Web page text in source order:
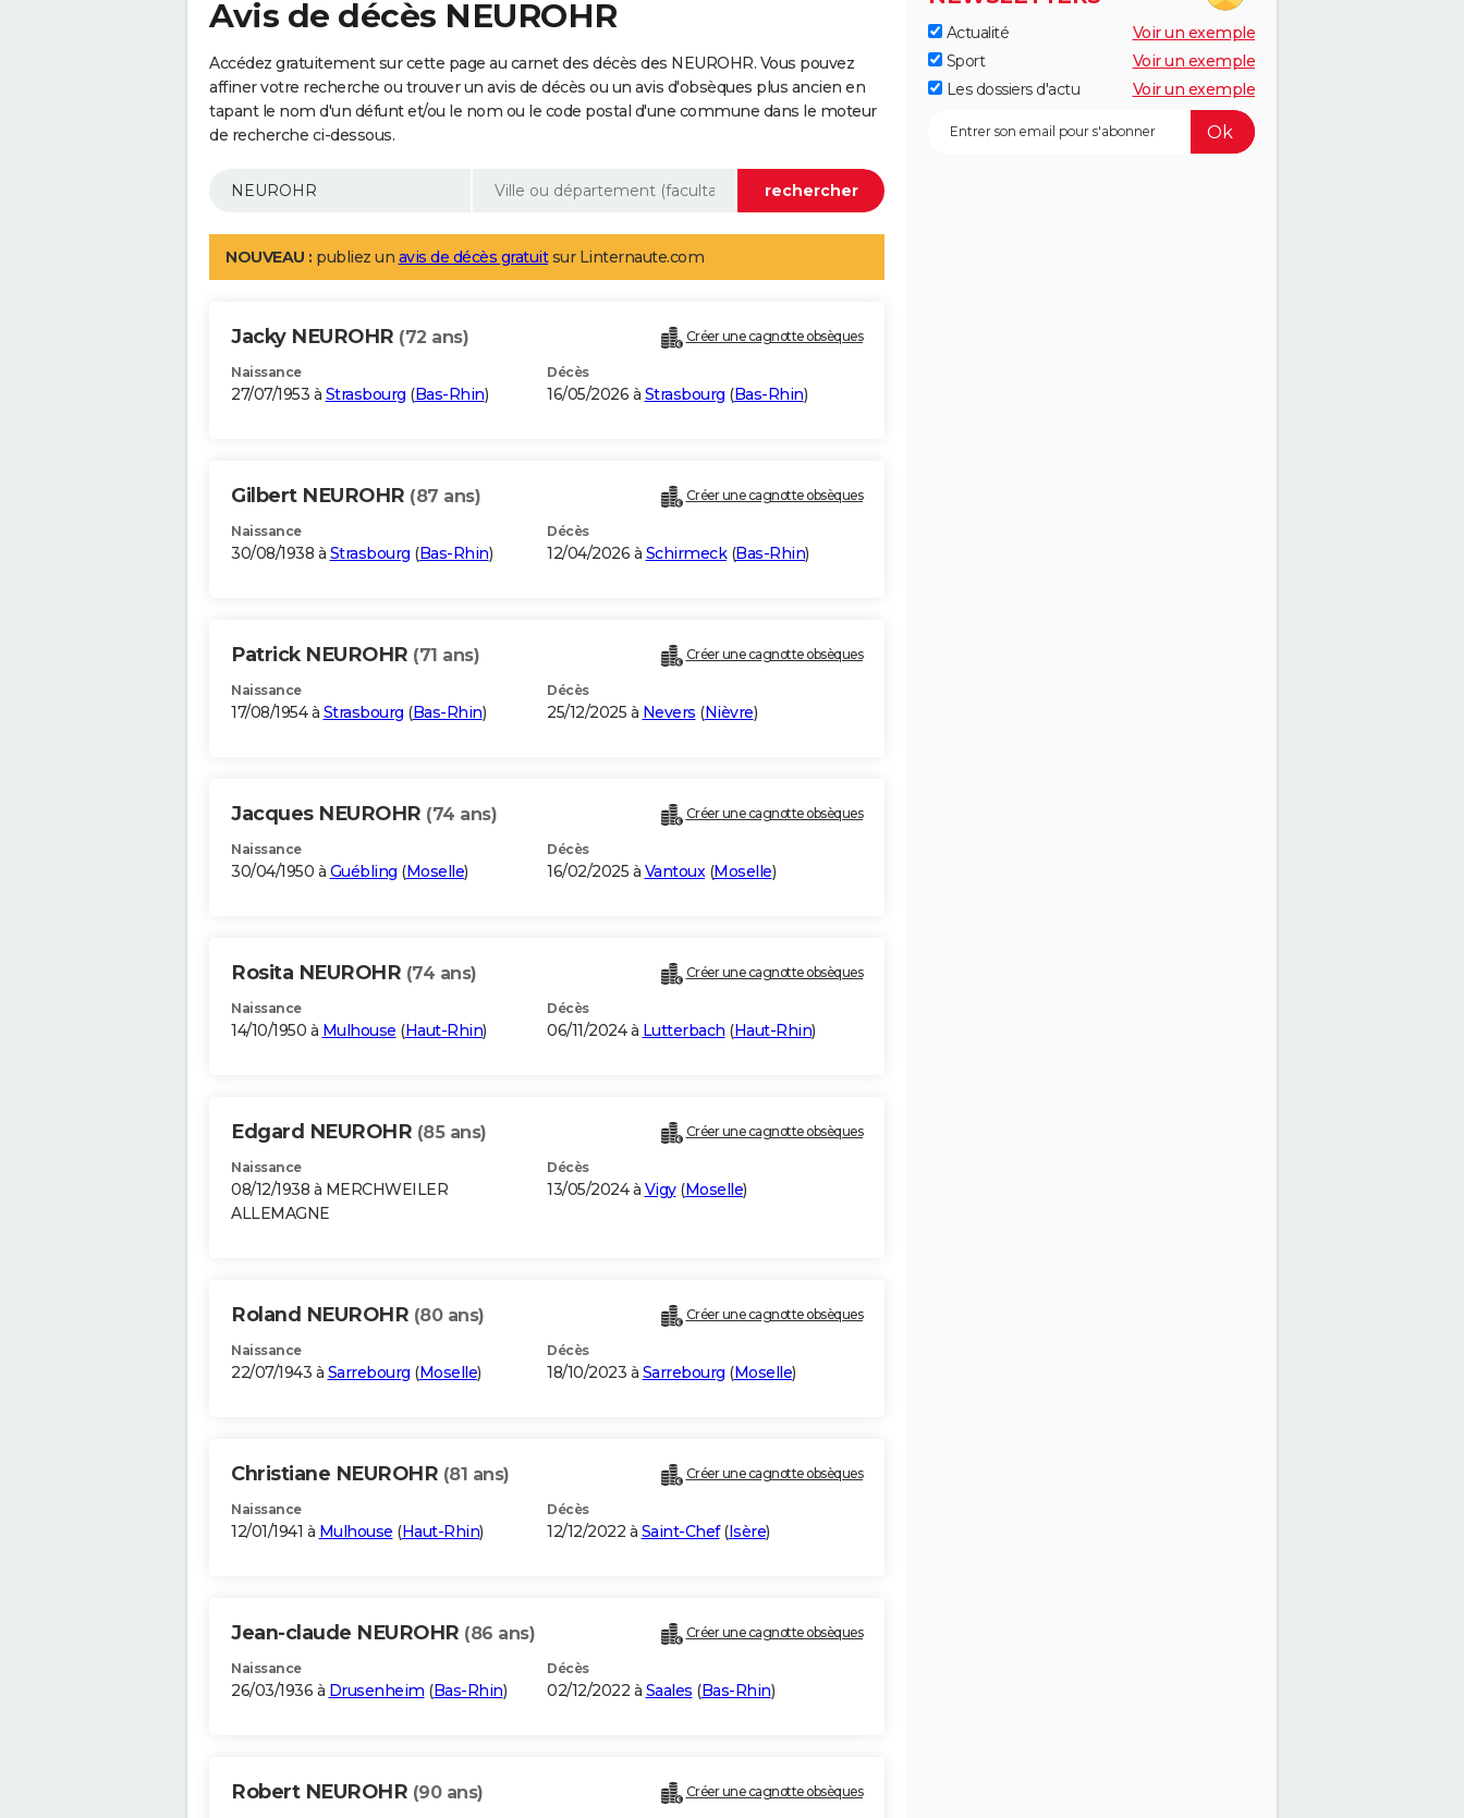
Avis de décès NEUROHR
Accédez gratuitement sur cette page au carnet des décès des NEUROHR. Vous pouvez
affiner votre recherche ou trouver un avis de décès ou un avis d'obsèques plus ancien en
tapant le nom d'un défunt et/ou le nom ou le code postal d'une commune dans le moteur
de recherche ci-dessous.
NOUVEAU : publiez un avis de décès gratuitsur Linternaute.com
Jacky NEUROHR (72 ans) Créer une cagnotte obsèques
Naissance
27/07/1953 à Strasbourg (Bas-Rhin)
Décès
16/05/2026 à Strasbourg (Bas-Rhin)
Gilbert NEUROHR (87 ans) Créer une cagnotte obsèques
Naissance
30/08/1938 à Strasbourg (Bas-Rhin)
Décès
12/04/2026 à Schirmeck(Bas-Rhin)
Patrick NEUROHR (71 ans) Créer une cagnotte obsèques
Naissance
17/08/1954 à Strasbourg (Bas-Rhin)
Décès
25/12/2025 à Nevers (Nièvre)
Jacques NEUROHR (74 ans) Créer une cagnotte obsèques
Naissance
30/04/1950 à Guébling (Moselle)
Décès
16/02/2025 à Vantoux(Moselle)
Rosita NEUROHR (74 ans) Créer une cagnotte obsèques
Naissance
14/10/1950 à Mulhouse (Haut-Rhin)
Décès
06/11/2024 à Lutterbach (Haut-Rhin)
Edgard NEUROHR (85 ans) Créer une cagnotte obsèques
Naissance
08/12/1938 à MERCHWEILER
ALLEMAGNE
Décès
13/05/2024 à Vigy(Moselle)
Roland NEUROHR (80 ans) Créer une cagnotte obsèques
Naissance
22/07/1943 à Sarrebourg (Moselle)
Décès
18/10/2023 à Sarrebourg (Moselle)
Christiane NEUROHR (81 ans) Créer une cagnotte obsèques
Naissance
12/01/1941 à Mulhouse (Haut-Rhin)
Décès
12/12/2022 à Saint-Chef(Isère)
Jean-claude NEUROHR (86 ans) Créer une cagnotte obsèques
Naissance
26/03/1936 à Drusenheim (Bas-Rhin)
Décès
02/12/2022 à Saales (Bas-Rhin)
Robert NEUROHR (90 ans) Créer une cagnotte obsèques
Actualité
Voir un exemple
Sport
Voir un exemple
Les dossiers d'actu
Voir un exemple